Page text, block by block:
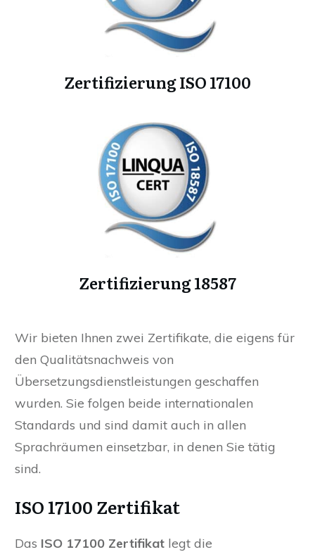
Zertifizierung ISO 17100
Zertifizierung 18587
Wir bieten Ihnen zwei Zertifikate, die eigens für
den Qualitätsnachweis von
Übersetzungsdienstleistungen geschaffen
wurden. Sie folgen beide internationalen
Standards und sind damit auch in allen
Sprachräumen einsetzbar, in denen Sie tätig
sind.
ISO 17100 Zertifikat
Das ISO 17100 Zertifikat legt die